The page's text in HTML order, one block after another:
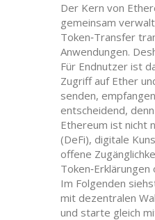
Der Kern von
gemeinsam
Token‑Transfer
Anwendungen.
Für Endnutzer ist
Zugriff auf Ether
senden,
entscheidend,
Ethereum ist nicht
(DeFi), digitale
offene
Im Folgenden
mit dezentralen
und starte gleich